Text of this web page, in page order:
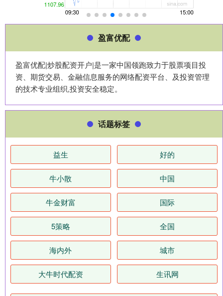
盈富优配
盈富优配|炒股配资开户|是一家中国领跑致力于股票项目投
资、期货交易、金融信息服务的网络配资平台、及投资管理
的技术专业组织,投资安全稳定。
话题标签
益生 好的
牛小散 中国
牛金财富 国际
5策略 全国
海内外 城市
大牛时代配资 生讯网